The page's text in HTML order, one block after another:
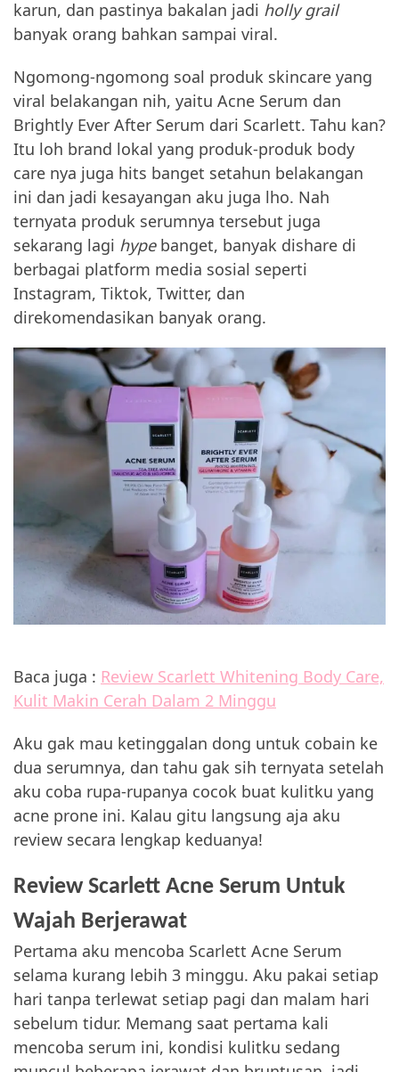
karun, dan pastinya bakalan jadi holly grail
banyak orang bahkan sampai viral.
Ngomong-ngomong soal produk skincare yang
viral belakangan nih, yaitu Acne Serum dan
Brightly Ever After Serum dari Scarlett. Tahu kan?
Itu loh brand lokal yang produk-produk body
care nya juga hits banget setahun belakangan
ini dan jadi kesayangan aku juga lho. Nah
ternyata produk serumnya tersebut juga
sekarang lagi hypebanget, banyak dishare di
berbagai platform media sosial seperti
Instagram, Tiktok, Twitter, dan
direkomendasikan banyak orang.
Baca juga : Review Scarlett Whitening Body Care,
Kulit Makin Cerah Dalam 2 Minggu
Aku gak mau ketinggalan dong untuk cobain ke
dua serumnya, dan tahu gak sih ternyata setelah
aku coba rupa-rupanya cocok buat kulitku yang
acne prone ini. Kalau gitu langsung aja aku
review secara lengkap keduanya!
Review Scarlett Acne Serum Untuk
Wajah Berjerawat
Pertama aku mencoba Scarlett Acne Serum
selama kurang lebih 3 minggu. Aku pakai setiap
hari tanpa terlewat setiap pagi dan malam hari
sebelum tidur. Memang saat pertama kali
mencoba serum ini, kondisi kulitku sedang